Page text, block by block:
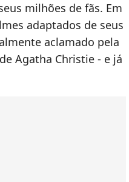
milhões de fãs. Em
adaptados de seus
aclamado pela
Agatha Christie - e já